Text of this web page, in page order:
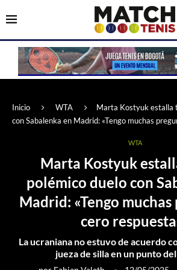
Inicio WTA
Marta Kostyuk estalla
con Sabalenka en Madrid: «Tengo muchas
WTA
Marta Kostyuk
polémico duelo con
Madrid: «Tengo
cero
La ucraniana no estuvo de acuerdo
jueza de silla en un punto